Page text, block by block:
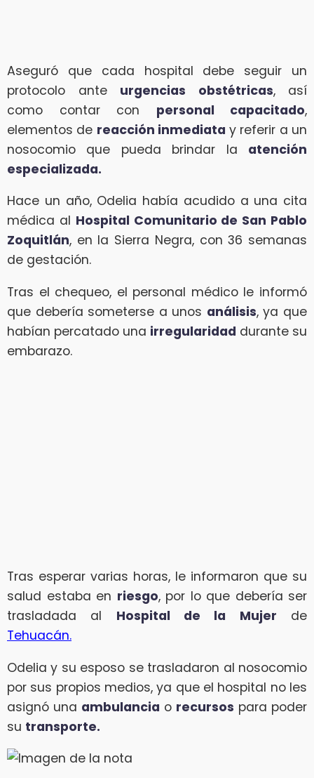
Aseguró que cada hospital debe seguir un
protocolo ante urgencias obstétricas, así
como contar con personal capacitado,
elementos de reacción inmediata y referir a un
nosocomio que pueda brindar la atención
especializada.
Hace un año, Odelia había acudido a una cita
médica al Hospital Comunitario de San Pablo
Zoquitlán, en la Sierra Negra, con 36 semanas
de gestación.
Tras el chequeo, el personal médico le informó
que debería someterse a unos análisis, ya que
habían percatado una irregularidad durante su
embarazo.
Tras esperar varias horas, le informaron que su
salud estaba en riesgo, por lo que debería ser
trasladada al Hospital de la Mujer de
Tehuacán.
Odelia y su esposo se trasladaron al nosocomio
por sus propios medios, ya que el hospital no les
asignó una ambulancia o recursos para poder
su transporte.